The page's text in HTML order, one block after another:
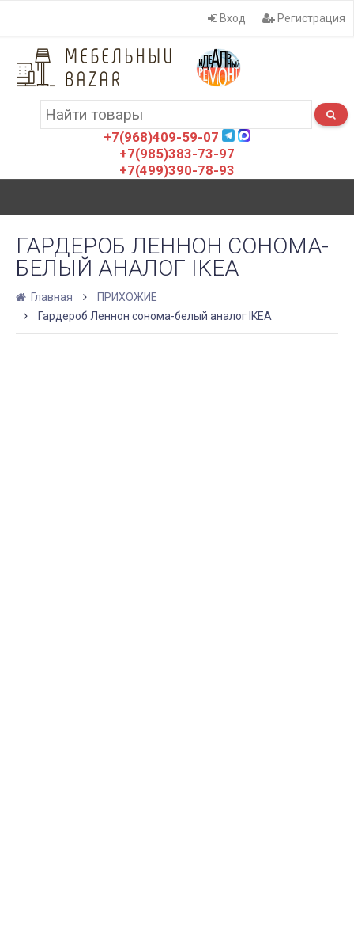
Вход Регистрация
+7(968)409-59-07
+7(985)383-73-97
+7(499)390-78-93
ГАРДЕРОБ ЛЕННОН СОНОМА-
БЕЛЫЙ АНАЛОГ IKEA
Главная
ПРИХОЖИЕ
Гардероб Леннон сонома-белый аналог IKEA